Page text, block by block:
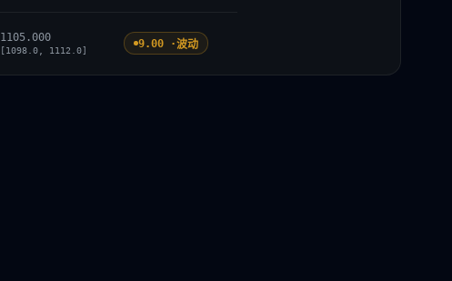
1105.000
[1098.0, 1112.0]
9.00 ·波动